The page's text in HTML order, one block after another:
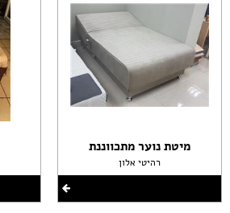
מיטת נוער מתכווננת
רהיטי אלון